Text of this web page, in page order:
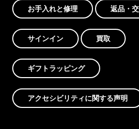
お手入れと修理 返品・
サインイン 買取
ギフトラッピング
アクセシビリティに関する声明